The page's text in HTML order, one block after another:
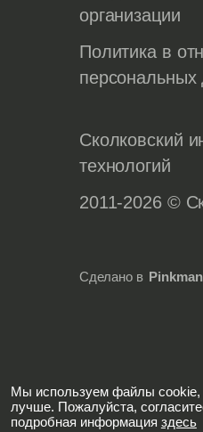
организации
Политика в
персональных
Сколковский
технологий
2011-2026 ©
Сделано в Pinkman
Мы используем файлы cookie,
лучше. Пожалуйста,
подробная информация здесь